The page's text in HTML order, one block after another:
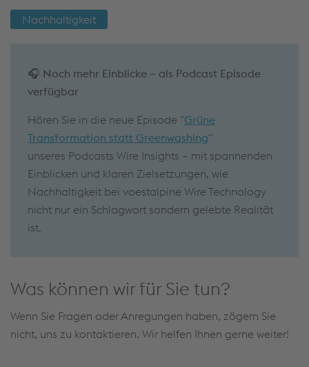
Nachhaltigkeit
🎧 Noch mehr Einblicke – als Podcast Episode
verfügbar
Hören Sie in die neue Episode "Grüne
Transformation statt Greenwashing"
unseres Podcasts Wire Insights – mit spannenden
Einblicken und klaren Zielsetzungen, wie
Nachhaltigkeit bei voestalpine Wire Technology
nicht nur ein Schlagwort sondern gelebte Realität
ist.
Was können wir für Sie tun?
Wenn Sie Fragen oder Anregungen haben, zögern Sie
nicht, uns zu kontaktieren. Wir helfen Ihnen gerne weiter!